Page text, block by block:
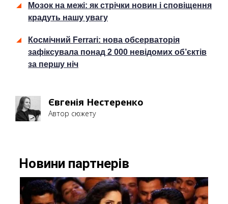
Мозок на межі: як стрічки новин і сповіщення
крадуть нашу увагу
Космічний Ferrari: нова обсерваторія
зафіксувала понад 2 000 невідомих об’єктів
за першу ніч
Євгенія Нестеренко
Автор сюжету